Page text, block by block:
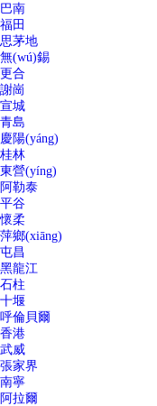
巴南
福田
思茅地
無(wú)錫
更合
謝崗
宣城
青島
慶陽(yáng)
桂林
東營(yíng)
阿勒泰
平谷
懷柔
萍鄉(xiāng)
屯昌
黑龍江
石柱
十堰
呼倫貝爾
香港
武威
張家界
南寧
阿拉爾